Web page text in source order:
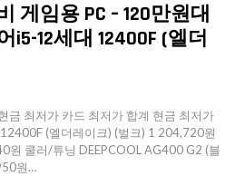
게임용 PC – 120만원대
i5-12세대 12400F (엘더
금 최저가 카드 최저가 합계 현금 최저가
(엘더레이크) (벌크) 1 204,720원
쿨러/튜닝 DEEPCOOL AG400 G2 (블
원…